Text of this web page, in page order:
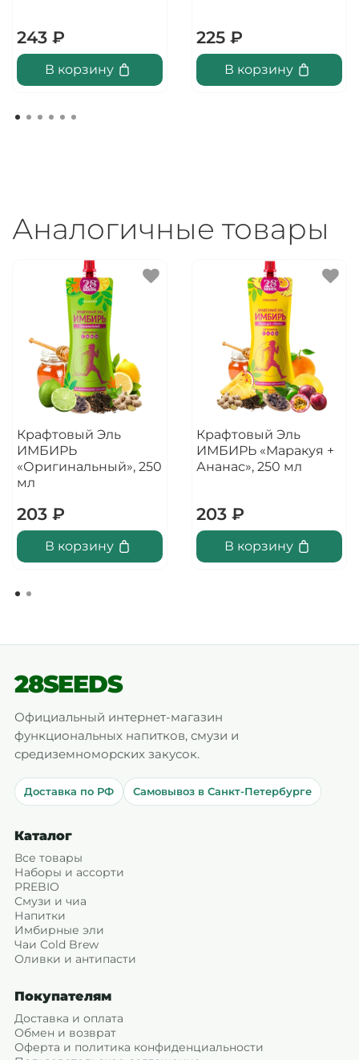
243 ₽
В корзину
225 ₽
В корзину
Аналогичные товары
Крафтовый Эль
ИМБИРЬ
«Оригинальный», 250
мл
203 ₽
В корзину
Крафтовый Эль
ИМБИРЬ «Маракуя +
Ананас», 250 мл
203 ₽
В корзину
28SEEDS
Официальный интернет-магазин
функциональных напитков, смузи и
средиземноморских закусок.
Доставка по РФ Самовывоз в Санкт-Петербурге
Каталог
Все товары
Наборы и ассорти
PREBIO
Смузи и чиа
Напитки
Имбирные эли
Чаи Cold Brew
Оливки и антипасти
Покупателям
Доставка и оплата
Обмен и возврат
Оферта и политика конфиденциальности